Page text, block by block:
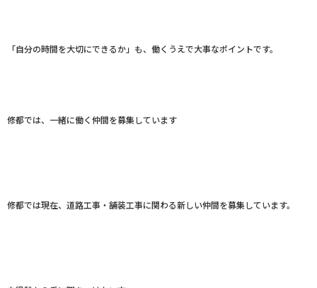
「自分の時間を大切にできるか」も、働くうえで大事なポイントです。
修都では、一緒に働く仲間を募集しています
修都では現在、道路工事・舗装工事に関わる新しい仲間を募集しています。